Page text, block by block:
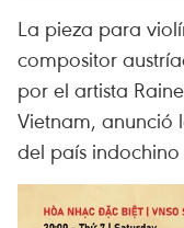
La pieza para
compositor
por el artista
Vietnam, anunció
del país